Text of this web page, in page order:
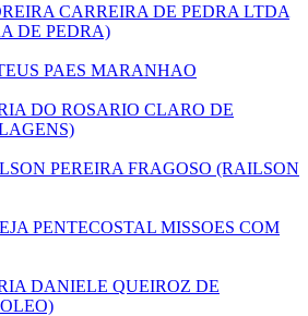
CARREIRA DE PEDRA LTDA
DE PEDRA)
PAES MARANHAO
DO ROSARIO CLARO DE
PEREIRA FRAGOSO (RAILSON
PENTECOSTAL MISSOES COM
DANIELE QUEIROZ DE